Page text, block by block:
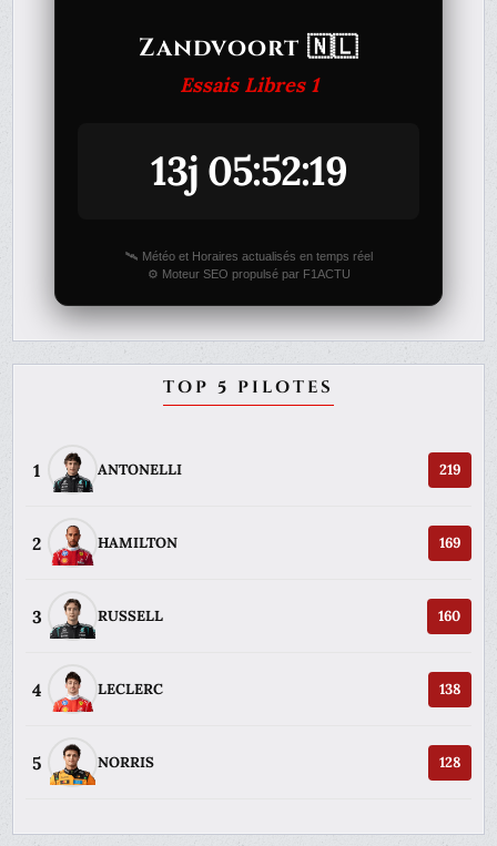
Zandvoort 🇳🇱
Essais Libres 1
13j 05:52:19
🛰️ Météo et Horaires actualisés en temps réel
⚙️ Moteur SEO propulsé par F1ACTU
TOP 5 PILOTES
1 ANTONELLI 219
2 HAMILTON 169
3 RUSSELL 160
4 LECLERC 138
5 NORRIS 128